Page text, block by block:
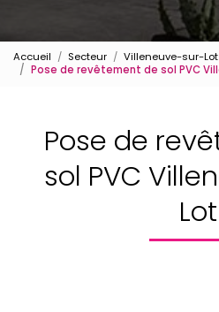
Accueil Secteur
Villeneuve-sur-Lot
Pose de revêtement de sol PVC
Pose de
sol PVC
Lot